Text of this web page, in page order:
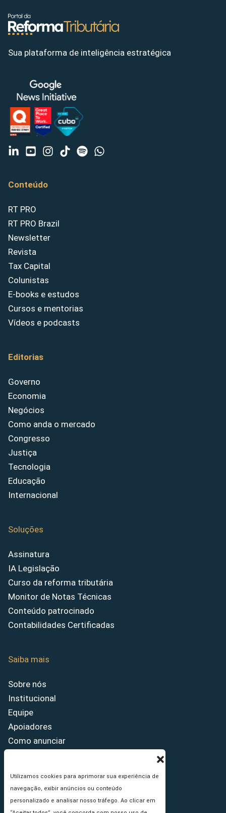
Utilizamos cookies para aprimorar sua experiência de
navegação, exibir anúncios ou conteúdo
personalizado e analisar nosso tráfego. Ao clicar em
Sua plataforma de inteligência estratégica
Conteúdo
RT PRO
RT PRO Brazil
Newsletter
Revista
Tax Capital
Colunistas
E-books e estudos
Cursos e mentorias
Vídeos e podcasts
Editorias
Governo
Economia
Negócios
Como anda o mercado
Congresso
Justiça
Tecnologia
Educação
Internacional
Soluções
Assinatura
IA Legislação
Curso da reforma tributária
Monitor de Notas Técnicas
Conteúdo patrocinado
Contabilidades Certificadas
Saiba mais
Sobre nós
Institucional
Equipe
Apoiadores
Como anunciar
Princípios Editoriais